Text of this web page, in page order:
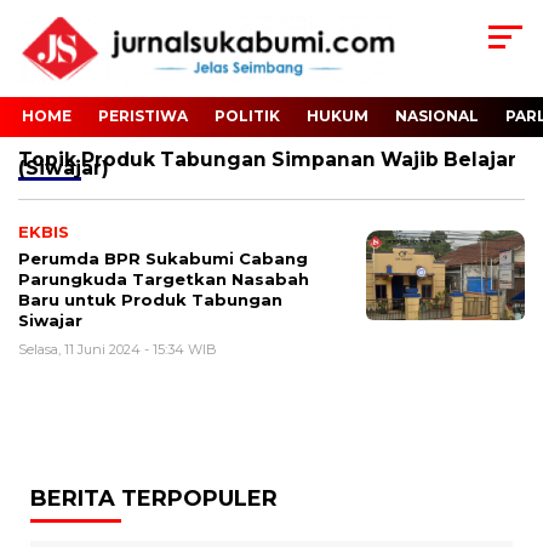
HOME PERISTIWA POLITIK HUKUM NASIONAL
Topik Produk Tabungan Simpanan Wajib Belajar
(Siwajar)
EKBIS
Perumda BPR Sukabumi Cabang
Parungkuda Targetkan Nasabah
Baru untuk Produk Tabungan
Siwajar
Selasa, 11 Juni 2024 - 15:34 WIB
BERITA TERPOPULER